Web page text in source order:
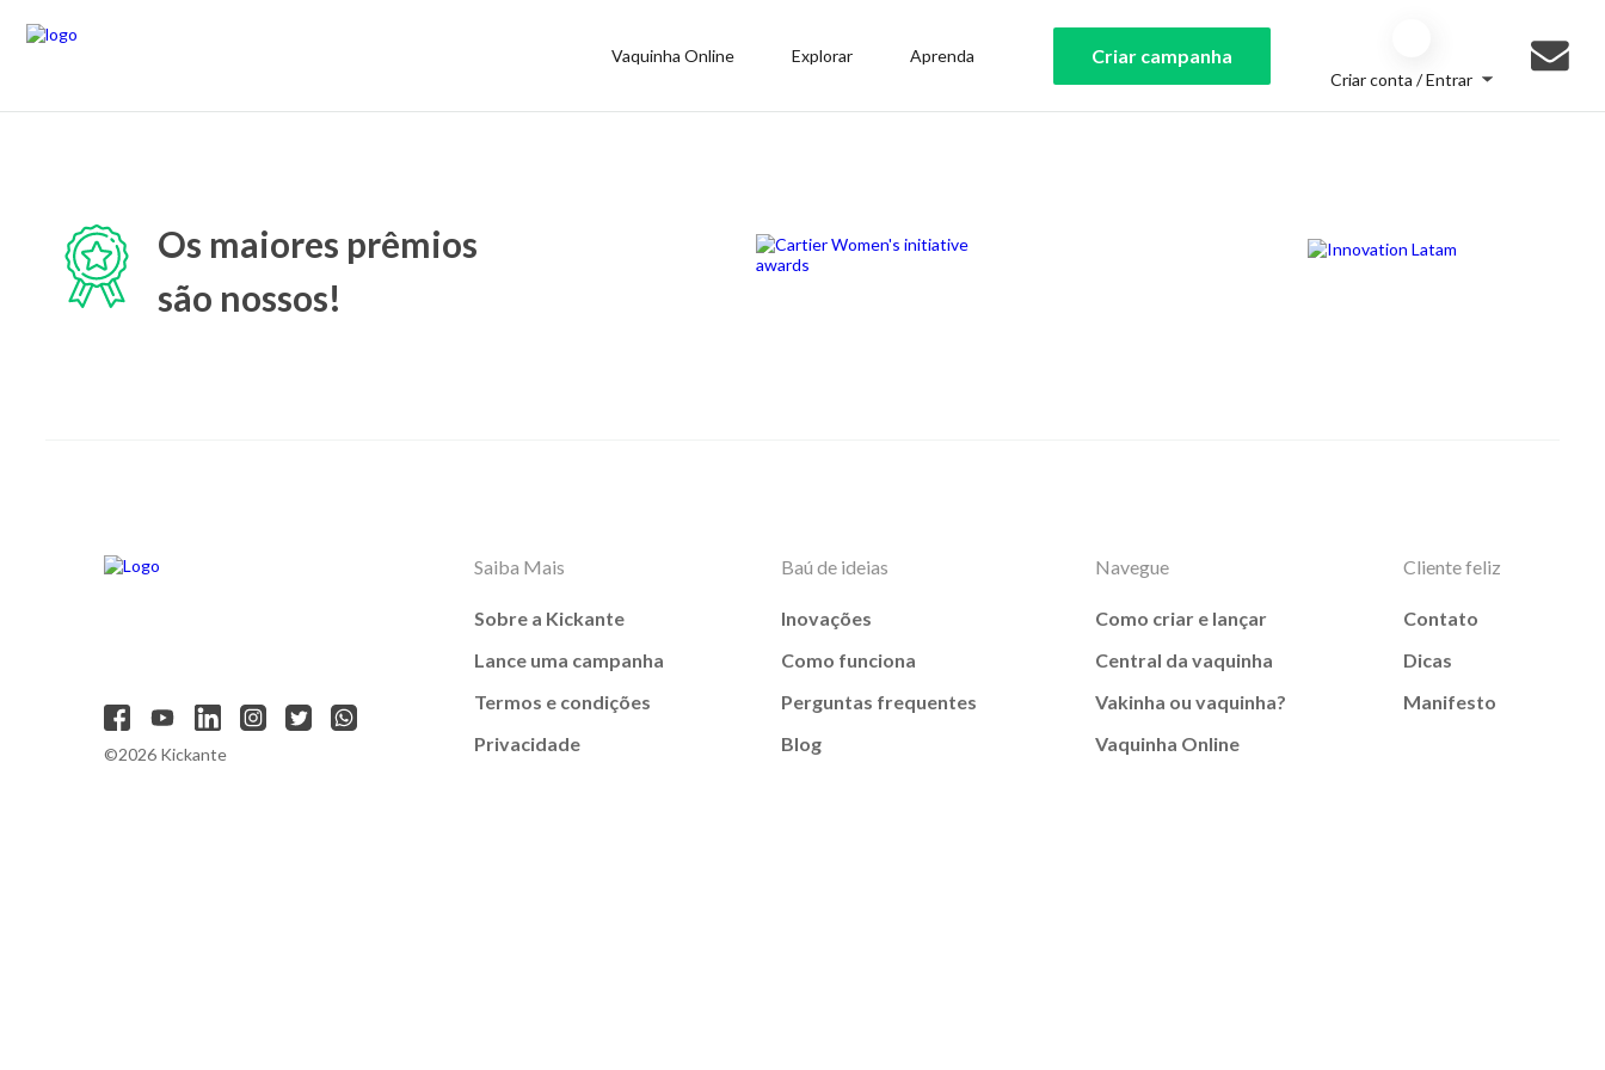
Vaquinha Online Explorar Aprenda Criar campanha
Criar conta / Entrar
Os maiores prêmios
são nossos!
©2026 Kickante
Saiba Mais
Sobre a Kickante
Lance uma campanha
Termos e condições
Privacidade
Baú de ideias
Inovações
Como funciona
Perguntas frequentes
Blog
Navegue
Como criar e lançar
Central da vaquinha
Vakinha ou vaquinha?
Vaquinha Online
Cliente feliz
Contato
Dicas
Manifesto